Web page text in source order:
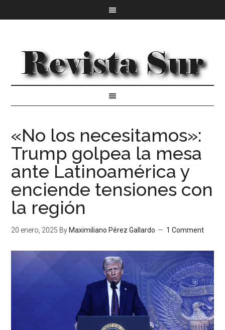
«No los necesitamos»:
Trump golpea la mesa
ante Latinoamérica y
enciende tensiones con
la región
20 enero, 2025 By Maximiliano Pérez Gallardo 1 Comment